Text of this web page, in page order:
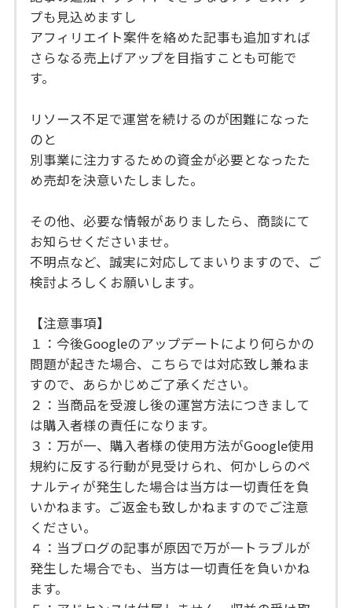
プも見込めますし
アフィリエイト案件を絡めた記事も追加すれば
さらなる売上げアップを目指すことも可能で
す。
リソース不足で運営を続けるのが困難になった
のと
別事業に注力するための資金が必要となったた
め売却を決意いたしました。
その他、必要な情報がありましたら、商談にて
お知らせくださいませ。
不明点など、誠実に対応してまいりますので、ご
検討よろしくお願いします。
【注意事項】
１：今後Googleのアップデートにより何らかの
問題が起きた場合、こちらでは対応致し兼ねま
すので、あらかじめご了承ください。
２：当商品を受渡し後の運営方法につきまして
は購入者様の責任になります。
３：万が一、購入者様の使用方法がGoogle使用
規約に反する行動が見受けられ、何かしらのペ
ナルティが発生した場合は当方は一切責任を負
いかねます。ご返金も致しかねますのでご注意
ください。
４：当ブログの記事が原因で万が一トラブルが
発生した場合でも、当方は一切責任を負いかね
ます。